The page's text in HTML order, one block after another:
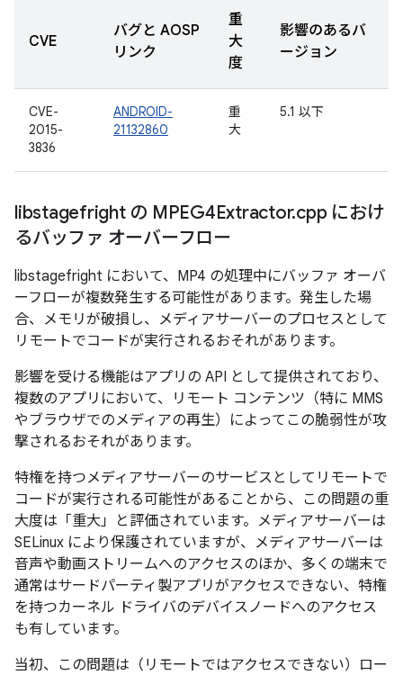
CVE
バグと AOSP
リンク
重
大
度
影響のあるバ
ージョン
CVE-
2015-
3836
ANDROID-
21132860
重
大
5.1 以下
libstagefright の MPEG4Extractor.cpp におけ
るバッファ オーバーフロー
libstagefright において、MP4 の処理中にバッファ オーバ
ーフローが複数発生する可能性があります。発生した場
合、メモリが破損し、メディアサーバーのプロセスとして
リモートでコードが実行されるおそれがあります。
影響を受ける機能はアプリの API として提供されており、
複数のアプリにおいて、リモート コンテンツ（特に MMS
やブラウザでのメディアの再生）によってこの脆弱性が攻
撃されるおそれがあります。
特権を持つメディアサーバーのサービスとしてリモートで
コードが実行される可能性があることから、この問題の重
大度は「重大」と評価されています。メディアサーバーは
SELinux により保護されていますが、メディアサーバーは
音声や動画ストリームへのアクセスのほか、多くの端末で
通常はサードパーティ製アプリがアクセスできない、特権
を持つカーネル ドライバのデバイスノードへのアクセス
も有しています。
当初、この問題は（リモートではアクセスできない）ロー